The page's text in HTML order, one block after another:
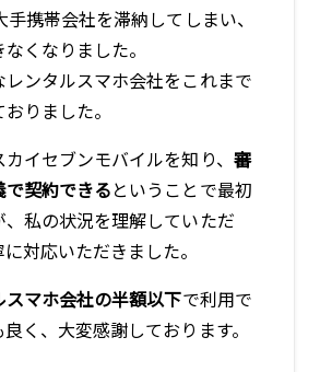
携帯会社を滞納してしまい、
くなりました。
ンタルスマホ会社をこれまで
りました。
イセブンモバイルを知り、 審
契約できるということで最初
私の状況を理解していただ
対応いただきました。
スマホ会社の半額以下で利用で
く、大変感謝しております。